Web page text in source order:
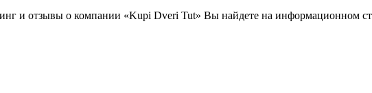
и отзывы о компании «Kupi Dveri Tut» Вы найдете на информационном